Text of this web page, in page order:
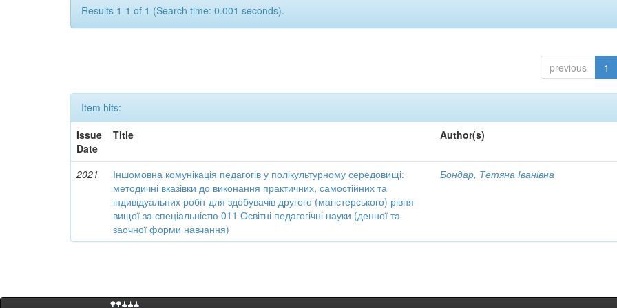
Results 1-1 of 1 (Search time: 0.001 seconds).
previous 1
Item hits:
Issue
Date
Title Author(s)
2021
Іншомовна комунікація педагогів у полікультурному середовищі:
методичні вказівки до виконання практичних, самостійних та
індивідуальних робіт для здобувачів другого (магістерського) рівня
вищої за спеціальністю 011 Освітні педагогічні науки (денної та
заочної форми навчання)
Бондар, Тетяна Іванівна